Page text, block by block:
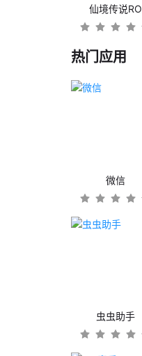
仙境传说RO
热门应用
微信
虫虫助手